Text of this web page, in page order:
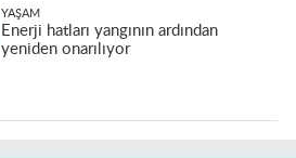
YAŞAM
Enerji hatları yangının ardından
yeniden onarılıyor